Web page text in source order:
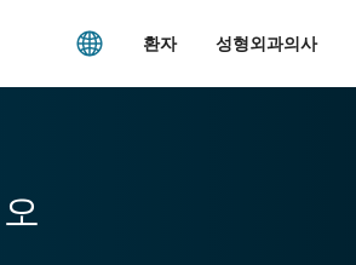
환자 성형외과의사